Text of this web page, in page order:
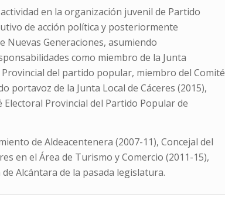
en la organización juvenil de Partido
de acción política y posteriormente
Nuevas Generaciones, asumiendo
como miembro de la Junta
del partido popular, miembro del Comité
portavoz de la Junta Local de Cáceres (2015),
Provincial del Partido Popular de
de Aldeacentenera (2007-11), Concejal del
en el Área de Turismo y Comercio (2011-15),
Alcántara de la pasada legislatura.